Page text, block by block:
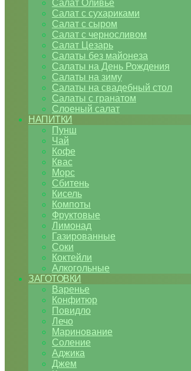
Салат Оливье
Салат с сухариками
Салат с сыром
Салат с черносливом
Салат Цезарь
Салаты без майонеза
Салаты на День Рождения
Салаты на зиму
Салаты на свадебный стол
Салаты с гранатом
Слоеный салат
НАПИТКИ
Пунш
Чай
Кофе
Квас
Морс
Сбитень
Кисель
Компоты
Фруктовые
Лимонад
Газированные
Соки
Коктейли
Алкогольные
ЗАГОТОВКИ
Варенье
Конфитюр
Повидло
Лечо
Маринование
Соление
Аджика
Джем